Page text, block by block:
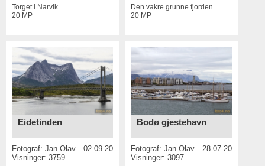
Torget i Narvik
20 MP
Den vakre grunne fjorden
20 MP
Eidetinden
Fotograf: Jan Olav
02.09.2016
Visninger: 3759
Bodø gjestehavn
Fotograf:Jan Olav
28.07.2016
Visninger: 3097